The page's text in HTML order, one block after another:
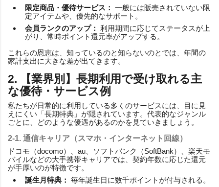
限定商品・優待サービス： 一般には販売されていない限
定アイテムや、優先的なサポート。
会員ランクのアップ： 利用期間に応じてステータスが上
がり、常時ポイント還元率がアップする。
これらの恩恵は、知っているのと知らないのとでは、年間の
家計支出に大きな差が出てきます。
2. 【業界別】長期利用で受け取れる主
な優待・サービス例
私たちが日常的に利用している多くのサービスには、目に見
えにくい「長期特典」が隠されています。代表的なジャンル
ごとに、どのような優遇があるのかを見ていきましょう。
2-1. 通信キャリア（スマホ・インターネット回線）
ドコモ（docomo）、au、ソフトバンク（SoftBank）、楽天モ
バイルなどの大手携帯キャリアでは、契約年数に応じた還元
が手厚いのが特徴です。
誕生月特典： 毎年誕生日に数千ポイントが付与される。